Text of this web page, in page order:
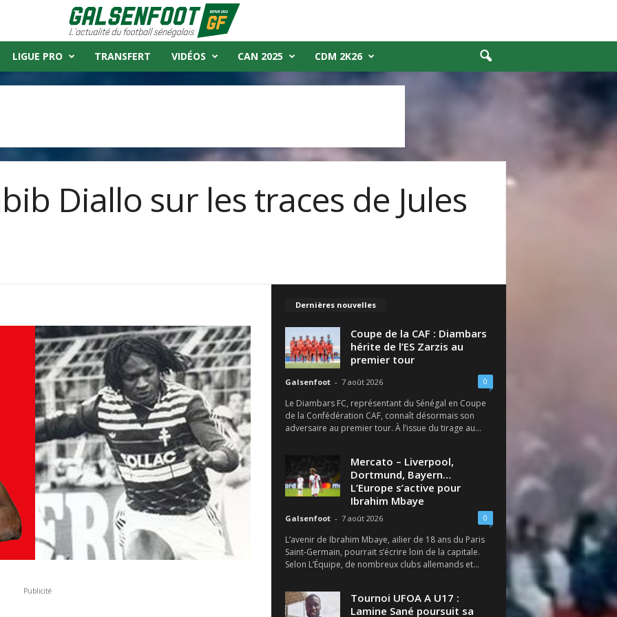
LIGUE PRO TRANSFERT VIDÉOS CAN 2025 CDM 2K26
Diallo sur les traces de Jules
Publicité
Dernières nouvelles
Coupe de la CAF : Diambars
hérite de l’ES Zarzis au
premier tour
Galsenfoot - 7 août 2026 0
Le Diambars FC, représentant du Sénégal en Coupe
de la Confédération CAF, connaît désormais son
adversaire au premier tour. À l’issue du tirage au...
Mercato – Liverpool,
Dortmund, Bayern…
L’Europe s’active pour
Ibrahim Mbaye
Galsenfoot - 7 août 2026 0
L’avenir de Ibrahim Mbaye, ailier de 18 ans du Paris
Saint-Germain, pourrait s’écrire loin de la capitale.
Selon L’Équipe, de nombreux clubs allemands et...
Tournoi UFOA A U17 :
Lamine Sané poursuit sa